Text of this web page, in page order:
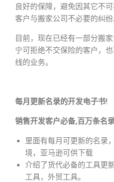
良好的保障，避免因其它不
客户与搬家公司不必要的纠纷
目前，现在已经有一部分搬
宁可拒绝不交保险的客户，
线的业务。
每月更新名录的开发电子书!
销售开发客户必备,百万条名
里面有每月可更新的名录
境，亚马逊可供下载
介绍了货代必备的工具更
工具，外贸工具。